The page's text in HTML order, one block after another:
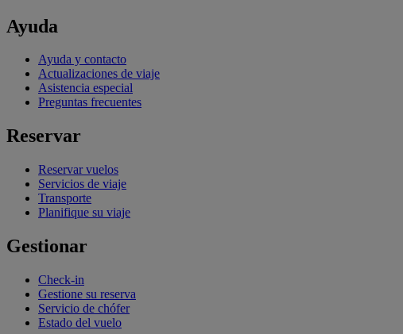
Ayuda
Ayuda y contacto
Actualizaciones de viaje
Asistencia especial
Preguntas frecuentes
Reservar
Reservar vuelos
Servicios de viaje
Transporte
Planifique su viaje
Gestionar
Check-in
Gestione su reserva
Servicio de chófer
Estado del vuelo